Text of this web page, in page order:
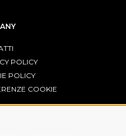
POLICY
POLICY
COOKIE